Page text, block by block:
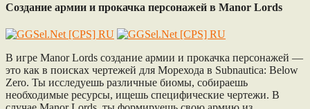
Создание армии и прокачка персонажей в Manor Lords
В игре Manor Lords создание армии и прокачка персонажей —
это как в поисках чертежей для Морехода в Subnautica: Below
Zero. Ты исследуешь различные биомы, собираешь
необходимые ресурсы, ищешь специфические чертежи. В